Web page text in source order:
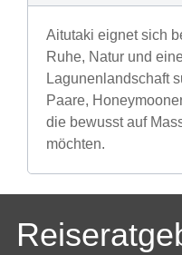
Aitutaki eignet sich
Ruhe, Natur und
Lagunenlandschaft
Paare,
die bewusst auf
möchten.